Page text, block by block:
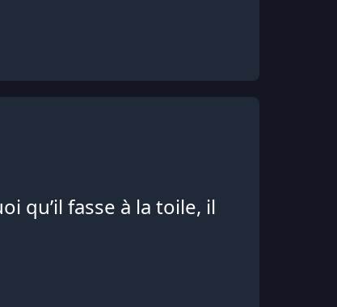
qu’il fasse à la toile, il